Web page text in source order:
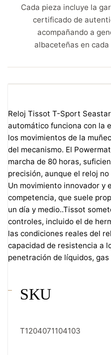
Cada pieza incluye la
certificado de
acompañando a
albaceteñas en
Reloj Tissot T-Sport
automático funciona con la
los movimientos de la
del mecanismo. El
marcha de 80 horas,
precisión, aunque el reloj
Un movimiento innovador y
competencia, que suele
un día y medio..Tissot
controles, incluido el de
las condiciones reales del
capacidad de resistencia a
penetración de líquidos, gas
SKU
T1204071104103